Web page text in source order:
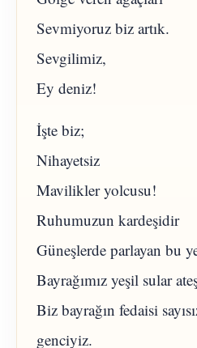
Sevmiyoruz biz artık.
Sevgilimiz,
Ey deniz!
İşte biz;
Nihayetsiz
Mavilikler yolcusu!
Ruhumuzun kardeşidir
Güneşlerde parlayan bu
Bayrağımız yeşil sular
Biz bayrağın fedaisi
genciyiz.